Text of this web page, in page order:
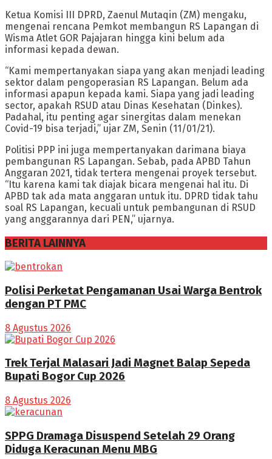
Ketua Komisi III DPRD, Zaenul Mutaqin (ZM) mengaku,
mengenai rencana Pemkot membangun RS Lapangan di
Wisma Atlet GOR Pajajaran hingga kini belum ada
informasi kepada dewan.
“Kami mempertanyakan siapa yang akan menjadi leading
sektor dalam pengoperasian RS Lapangan. Belum ada
informasi apapun kepada kami. Siapa yang jadi leading
sector, apakah RSUD atau Dinas Kesehatan (Dinkes).
Padahal, itu penting agar sinergitas dalam menekan
Covid-19 bisa terjadi,” ujar ZM, Senin (11/01/21).
Politisi PPP ini juga mempertanyakan darimana biaya
pembangunan RS Lapangan. Sebab, pada APBD Tahun
Anggaran 2021, tidak tertera mengenai proyek tersebut.
“Itu karena kami tak diajak bicara mengenai hal itu. Di
APBD tak ada mata anggaran untuk itu. DPRD tidak tahu
soal RS Lapangan, kecuali untuk pembangunan di RSUD
yang anggarannya dari PEN,” ujarnya.
BERITA LAINNYA
Polisi Perketat Pengamanan Usai Warga Bentrok
dengan PT PMC
8 Agustus 2026
Trek Terjal Malasari Jadi Magnet Balap Sepeda
Bupati Bogor Cup 2026
8 Agustus 2026
SPPG Dramaga Disuspend Setelah 29 Orang
Diduga Keracunan Menu MBG